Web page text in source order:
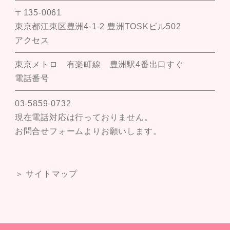
〒135-0061
東京都江東区豊洲4-1-2 豊洲TOSKビル502
アクセス
東京メトロ 有楽町線 豊洲駅4番出口すぐ
電話番号
03-5859-0732
現在電話対応は行っておりません。
お問合せフォームよりお願いします。
＞ サイトマップ